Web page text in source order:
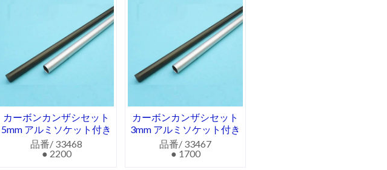
カーボンカンザシセット
5mm アルミソケット付き
品番/ 33468
● 2200
カーボンカンザシセット
3mm アルミソケット付き
品番/ 33467
● 1700